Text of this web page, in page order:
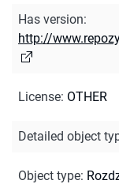
Has version:
http://
License: OTHER
Detailed object
Object type: